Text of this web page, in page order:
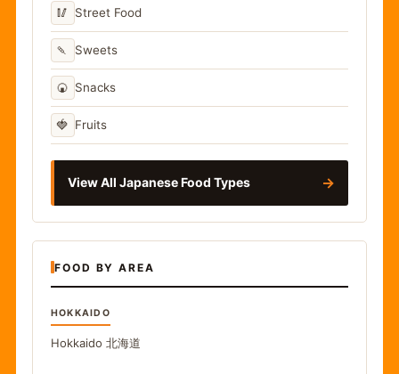
🥢 Street Food
🍡 Sweets
🍘 Snacks
🍓 Fruits
View All Japanese Food Types →
FOOD BY AREA
HOKKAIDO
Hokkaido 北海道